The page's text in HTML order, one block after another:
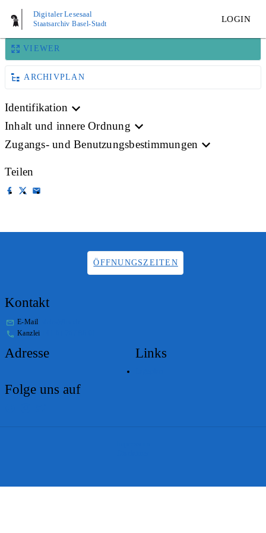
Digitaler Lesesaal
Staatsarchiv Basel-Stadt LOGIN
BILD
VIEWER
ARCHIVPLAN
Identifikation
Inhalt und innere Ordnung
Zugangs- und Benutzungsbestimmungen
Teilen
ÖFFNUNGSZEITEN
Kontakt
E-Mail
Kanzlei
Adresse Links
Folge uns auf